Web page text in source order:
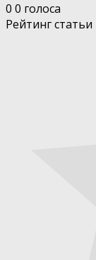
0 0 голоса
Рейтинг статьи